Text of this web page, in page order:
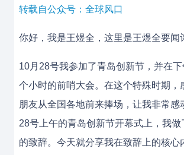
转载自公众号：全球风口
你好，我是王煜全，这里是王煜全要闻
10月28号我参加了青岛创新节，并在
个小时的前哨大会。在这个特殊时期，
朋友从全国各地前来捧场，让我非常感
28号上午的青岛创新节开幕式上，我做
的致辞。今天就分享我在致辞上的核心